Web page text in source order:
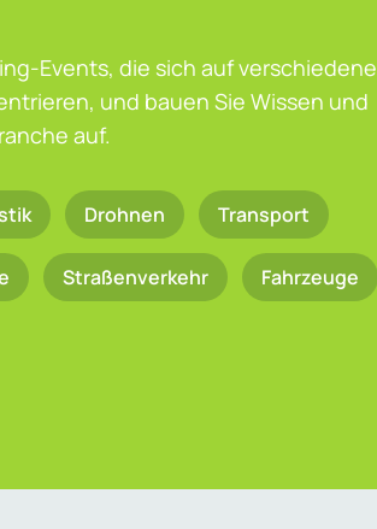
Events, die sich auf verschiedene
und bauen Sie Wissen und
auf.
Drohnen Transport
Straßenverkehr Fahrzeuge